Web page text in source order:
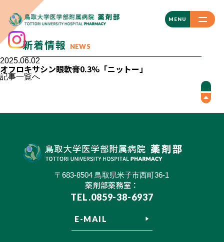
MENU
CLOSE
新着情報 NEWS
2025.06.02
オフロキサシン眼軟膏0.3%「ニットー」
記事一覧へ
〒683-8504 鳥取県米子市西町36-1
薬剤部薬務室：
TEL.0859-38-6937
E-MAIL